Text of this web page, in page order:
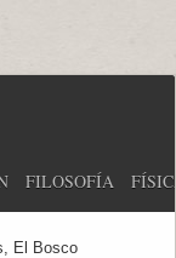
FILOSOFÍA
El Bosco